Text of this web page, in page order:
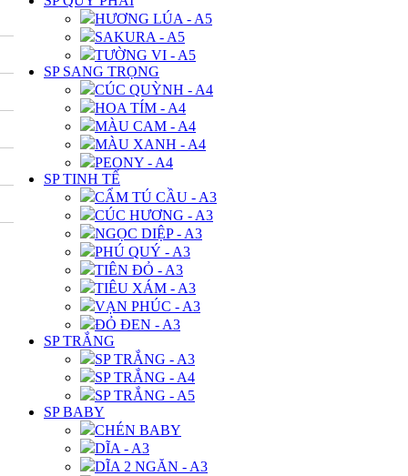
HƯƠNG LÚA - A5
SAKURA - A5
TƯỜNG VI - A5
SP SANG TRỌNG
CÚC QUỲNH - A4
HOA TÍM - A4
MÀU CAM - A4
MÀU XANH - A4
PEONY - A4
SP TINH TẾ
CẨM TÚ CẦU - A3
CÚC HƯƠNG - A3
NGỌC DIỆP - A3
PHÚ QUÝ - A3
TIÊN ĐỎ - A3
TIÊU XÁM - A3
VẠN PHÚC - A3
ĐỎ ĐEN - A3
SP TRẮNG
SP TRẮNG - A3
SP TRẮNG - A4
SP TRẮNG - A5
SP BABY
CHÉN BABY
DĨA - A3
DĨA 2 NGĂN - A3